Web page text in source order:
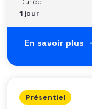
1 jour
En savoir plus
Présentiel